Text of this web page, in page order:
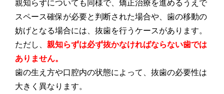
親知らずについても同様で、矯正治療を進めるうえで
スペース確保が必要と判断された場合や、歯の移動の
妨げとなる場合には、抜歯を行うケースがあります。
ただし、親知らずは必ず抜かなければならない歯では
ありません。
歯の生え方や口腔内の状態によって、抜歯の必要性は
大きく異なります。